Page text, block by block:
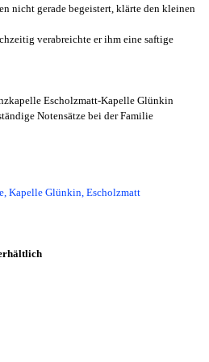
nicht gerade begeistert, klärte den kleinen
verabreichte er ihm eine saftige
Escholzmatt-Kapelle Glünkin
Notensätze bei der Familie
Kapelle Glünkin, Escholzmatt